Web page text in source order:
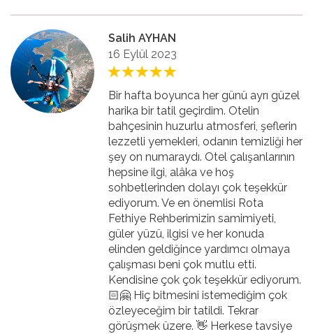
Salih AYHAN
16 Eylül 2023
Bir hafta boyunca her günü ayrı güzel
harika bir tatil geçirdim. Otelin
bahçesinin huzurlu atmosferi, şeflerin
lezzetli yemekleri, odanın temizliği her
şey on numaraydı. Otel çalışanlarının
hepsine ilgi, alâka ve hoş
sohbetlerinden dolayı çok teşekkür
ediyorum. Ve en önemlisi Rota
Fethiye Rehberimizin samimiyeti,
güler yüzü, ilgisi ve her konuda
elinden geldiğince yardımcı olmaya
çalışması beni çok mutlu etti.
Kendisine çok çok teşekkür ediyorum.
🏻🤗 Hiç bitmesini istemediğim çok
özleyeceğim bir tatildi. Tekrar
görüşmek üzere. 👋 Herkese tavsiye